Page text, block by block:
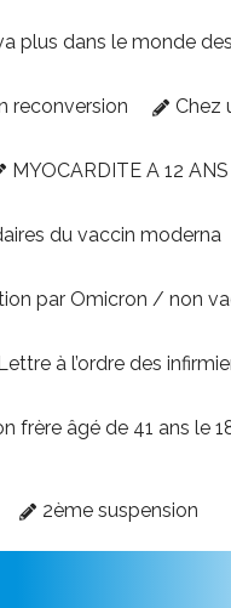
plus dans le monde
reconversion Chez
MYOCARDITE A 12 ANS
du vaccin moderna
par Omicron / non
à l’ordre des
frère âgé de 41 ans le
2ème suspension